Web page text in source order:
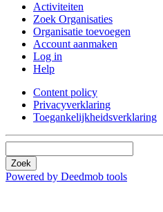
Activiteiten
Zoek Organisaties
Organisatie toevoegen
Account aanmaken
Log in
Help
Content policy
Privacyverklaring
Toegankelijkheidsverklaring
Zoek
Powered by Deedmob tools